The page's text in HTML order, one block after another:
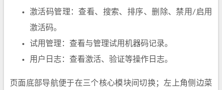
激活码管理：查看、搜索、排序、删除、禁用/启用
激活码。
试用管理：查看与管理试用机器码记录。
用户日志：查看激活、验证等操作日志。
页面底部导航便于在三个核心模块间切换；左上角侧边菜